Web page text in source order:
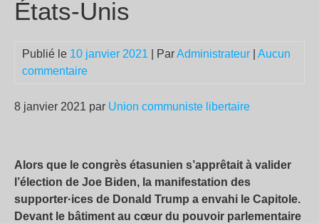
États-Unis
Publié le 10 janvier 2021 | ParAdministrateur
Aucun
commentaire
8 janvier 2021 par Union communiste libertaire
Alors que le congrès étasunien s’apprêtait à valider
l’élection de Joe Biden, la manifestation des
supporter·ices de Donald Trump a envahi le Capitole.
Devant le bâtiment au cœur du pouvoir parlementaire